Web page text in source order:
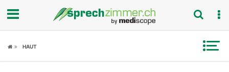
Fokus
HAUT